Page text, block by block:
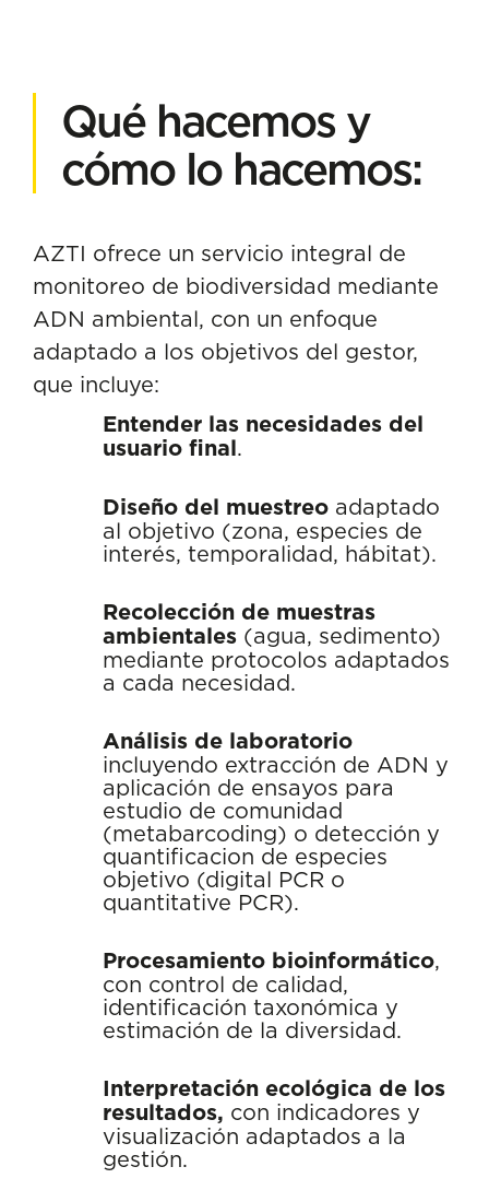
Qué hacemos y
cómo lo hacemos:
AZTI ofrece un servicio integral de
monitoreo de biodiversidad mediante
ADN ambiental, con un enfoque
adaptado a los objetivos del gestor,
que incluye:
Entender las necesidades del
usuario final.
Diseño del muestreo adaptado
al objetivo (zona, especies de
interés, temporalidad, hábitat).
Recolección de muestras
ambientales (agua, sedimento)
mediante protocolos adaptados
a cada necesidad.
Análisis de laboratorio
incluyendo extracción de ADN y
aplicación de ensayos para
estudio de comunidad
(metabarcoding) o detección y
quantificacion de especies
objetivo (digital PCR o
quantitative PCR).
Procesamiento bioinformático,
con control de calidad,
identificación taxonómica y
estimación de la diversidad.
Interpretación ecológica de los
resultados, con indicadores y
visualización adaptados a la
gestión.